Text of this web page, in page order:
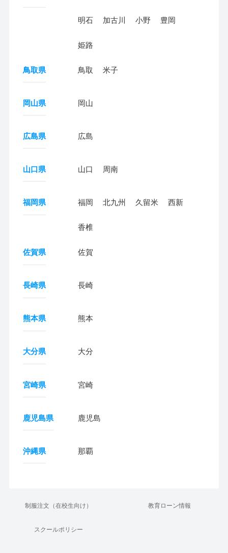
明石 加古川 小野 豊岡
姫路
鳥取県 鳥取 米子
岡山県 岡山
広島県 広島
山口県 山口 周南
福岡県 福岡 北九州 久留米 西新
香椎
佐賀県 佐賀
長崎県 長崎
熊本県 熊本
大分県 大分
宮崎県 宮崎
鹿児島県 鹿児島
沖縄県 那覇
制服注文（在校生向け） 教育ローン情報
スクールポリシー